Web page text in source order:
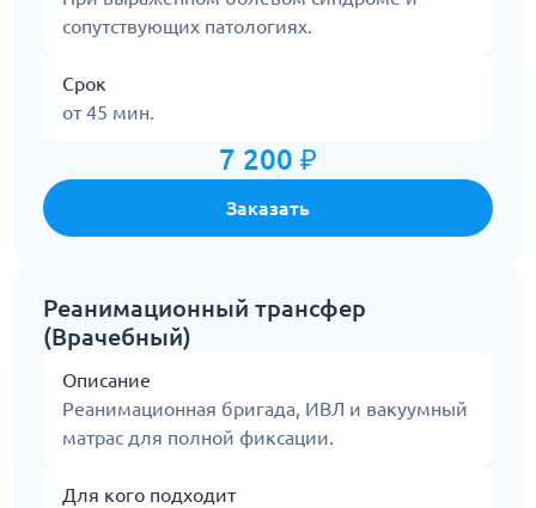
сопутствующих патологиях.
Срок
от 45 мин.
7 200 ₽
Заказать
Реанимационный трансфер
(Врачебный)
Описание
Реанимационная бригада, ИВЛ и вакуумный
матрас для полной фиксации.
Для кого подходит